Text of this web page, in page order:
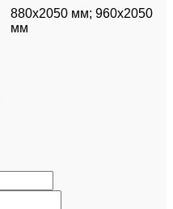
880х2050 мм; 960х2050
мм